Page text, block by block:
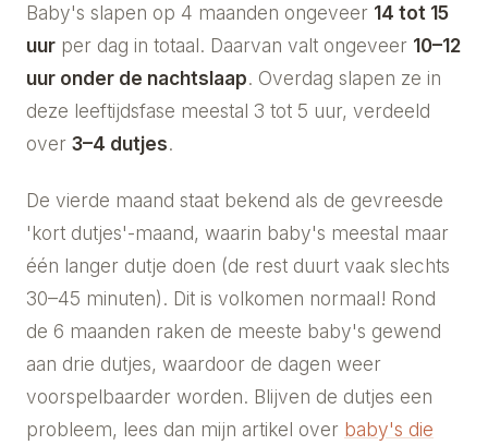
Baby's slapen op 4 maanden ongeveer 14 tot 15
uur per dag in totaal. Daarvan valt ongeveer 10–12
uur onder de nachtslaap. Overdag slapen ze in
deze leeftijdsfase meestal 3 tot 5 uur, verdeeld
over 3–4 dutjes.
De vierde maand staat bekend als de gevreesde
'kort dutjes'-maand, waarin baby's meestal maar
één langer dutje doen (de rest duurt vaak slechts
30–45 minuten). Dit is volkomen normaal! Rond
de 6 maanden raken de meeste baby's gewend
aan drie dutjes, waardoor de dagen weer
voorspelbaarder worden. Blijven de dutjes een
probleem, lees dan mijn artikel over baby's die